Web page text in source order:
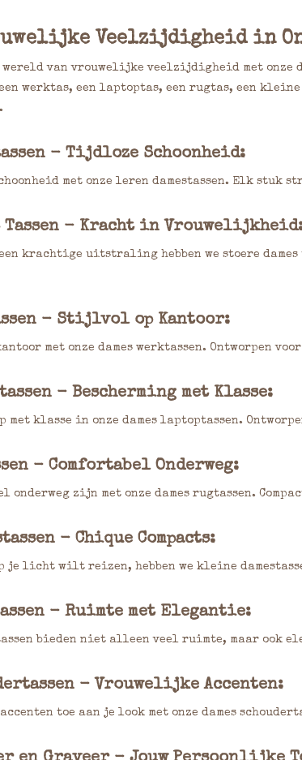
Veelzijdigheid in
van vrouwelijke veelzijdigheid met onze
werktas, een laptoptas, een rugtas, een
- Tijdloze Schoonheid:
met onze leren damestassen. Elk
Tassen - Kracht in
een krachtige uitstraling hebben we stoere
- Stijlvol op Kantoor:
met onze dames werktassen. Ontworpen
- Bescherming met Klasse:
met klasse in onze dames laptoptassen.
- Comfortabel Onderweg:
onderweg zijn met onze dames rugtassen.
- Chique Compacts:
je licht wilt reizen, hebben we kleine
- Ruimte met Elegantie:
bieden niet alleen veel ruimte, maar
- Vrouwelijke Accenten:
toe aan je look met onze dames